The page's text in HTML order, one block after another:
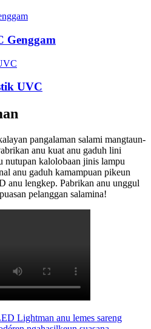
Genggam
UVC
pangalaman salami mangtaun-
anu kuat anu gaduh lini
nutupan kalolobaan jinis lampu
anu gaduh kamampuan pikeun
anu lengkep. Pabrikan anu unggul
pelanggan salamina!